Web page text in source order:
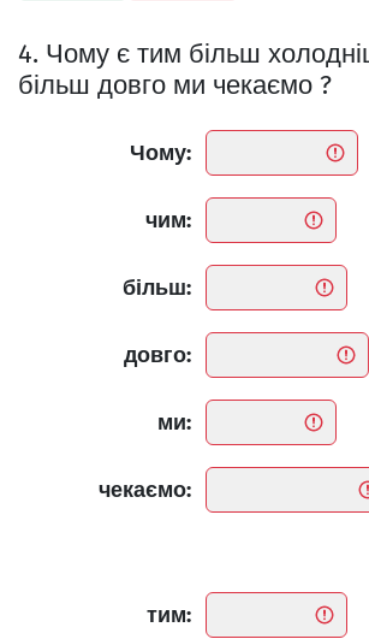
4. Чому є тим більш
більш довго ми чекаємо ?
Чому:
чим:
більш:
довго:
ми:
чекаємо:
тим: